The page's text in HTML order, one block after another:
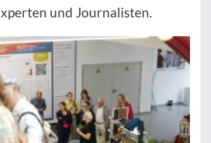
und Journalisten.